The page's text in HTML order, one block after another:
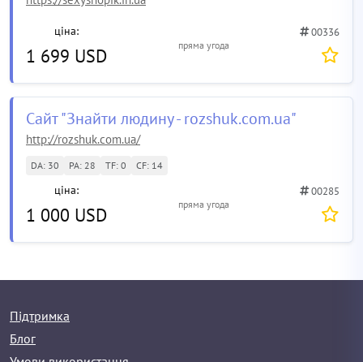
ціна:
1 699 USD пряма угода
00336
Сайт "Знайти людину - rozshuk.com.ua"
http://rozshuk.com.ua/
DA: 30 PA: 28 TF: 0 CF: 14
ціна:
1 000 USD пряма угода
00285
Підтримка
Блог